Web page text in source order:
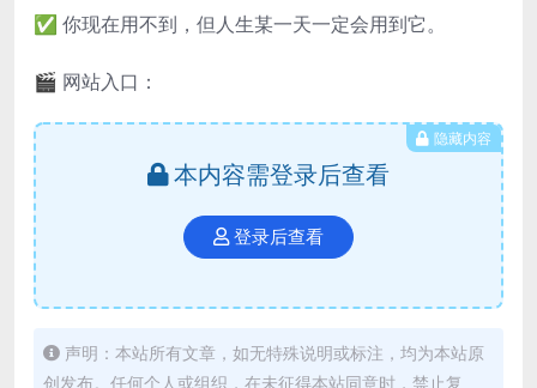
✅ 你现在用不到，但人生某一天一定会用到它。
🎬 网站入口：
隐藏内容
本内容需登录后查看
登录后查看
声明：本站所有文章，如无特殊说明或标注，均为本站原
创发布。任何个人或组织，在未征得本站同意时，禁止复